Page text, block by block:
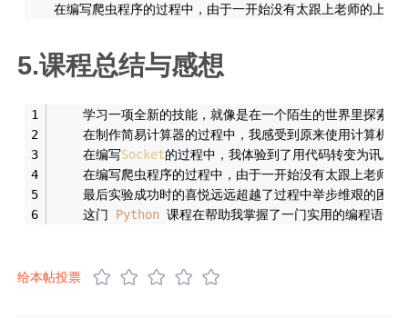
在编写爬虫程序的过程中，由于一开始没有太跟上老师的上课
5.课程总结与感想
学习一项全新的技能，就像是在一个陌生的世界里探索的
在制作简易计算器的过程中，我感受到原来使用计算机
    在编写
Socket的过程中，我体验到了用代码转变为讯息
在编写爬虫程序的过程中，由于一开始没有太跟上老师
最后实验成功时的喜悦远远超越了过程中举步维艰的困
    这门
Python 课程在帮助我掌握了一门实用的编程语言
给本帖投票